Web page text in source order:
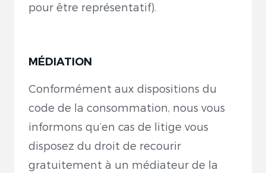
pour être représentatif).
MÉDIATION
Conformément aux dispositions du
code de la consommation, nous vous
informons qu’en cas de litige vous
disposez du droit de recourir
gratuitement à un médiateur de la